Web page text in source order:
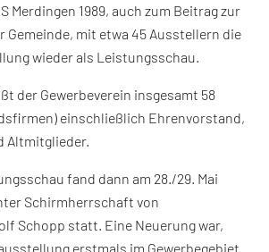
Merdingen 1989, auch zum Beitrag zur
Gemeinde, mit etwa 45 Ausstellern die
wieder als Leistungsschau.
der Gewerbeverein insgesamt 58
einschließlich Ehrenvorstand,
Altmitglieder.
fand dann am 28./29. Mai
Schirmherrschaft von
Schopp statt. Eine Neuerung war,
erstmals im Gewerbegebiet